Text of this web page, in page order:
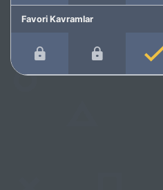
Favori Kavramlar